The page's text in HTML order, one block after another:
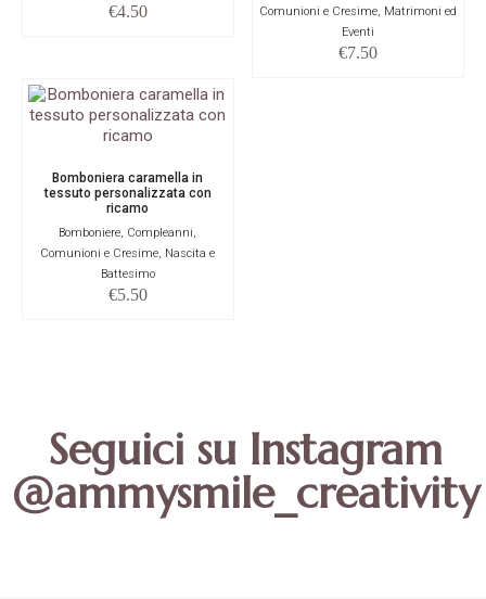
€4.50
Comunioni e Cresime, Matrimoni ed
Eventi
€7.50
Bomboniera caramella in
tessuto personalizzata con
ricamo
Bomboniere, Compleanni,
Comunioni e Cresime, Nascita e
Battesimo
€5.50
Seguici su Instagram
@ammysmile_creativity